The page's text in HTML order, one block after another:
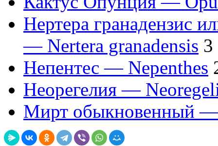
Нертера гранадензис
— Nertera granadensis 3
Непентес — Nepenthes
Неорегелия —
Мирт обыкновенный